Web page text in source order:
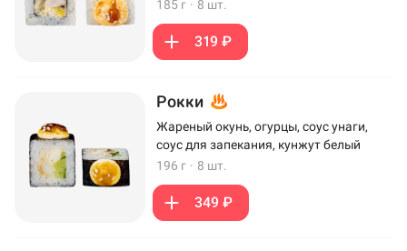
185 г · 8 шт.
319 ₽
Рокки
Жареный окунь, огурцы, соус унаги,
соус для запекания, кунжут белый
196 г · 8 шт.
349 ₽